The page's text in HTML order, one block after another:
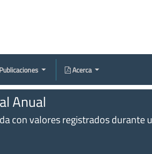
Publicaciones Acerca
Anual
con valores registrados durante